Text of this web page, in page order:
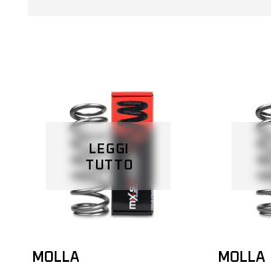
LEGGI
TUTTO
MOLLA
MOLLA